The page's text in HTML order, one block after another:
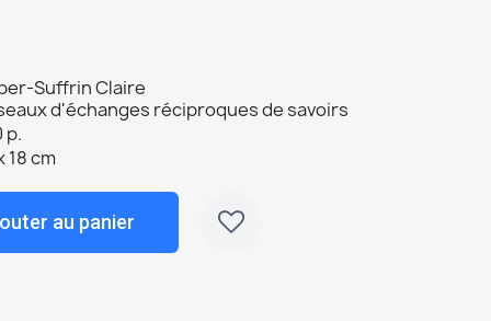
Suffrin Claire
d'échanges réciproques de savoirs
p.
18 cm
au panier